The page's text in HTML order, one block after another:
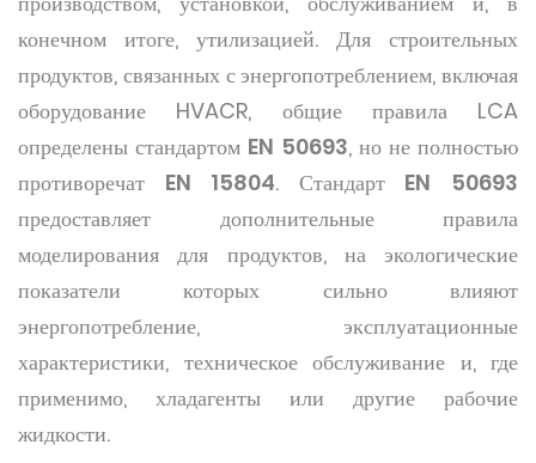
конечном итоге, утилизацией. Для строительных
продуктов, связанных с энергопотреблением, включая
оборудование HVACR, общие правила LCA
определены стандартом EN 50693, но не полностью
противоречат EN 15804. Стандарт EN 50693
предоставляет дополнительные правила
моделирования для продуктов, на экологические
показатели которых сильно влияют
энергопотребление, эксплуатационные
характеристики, техническое обслуживание и, где
применимо, хладагенты или другие рабочие
жидкости.